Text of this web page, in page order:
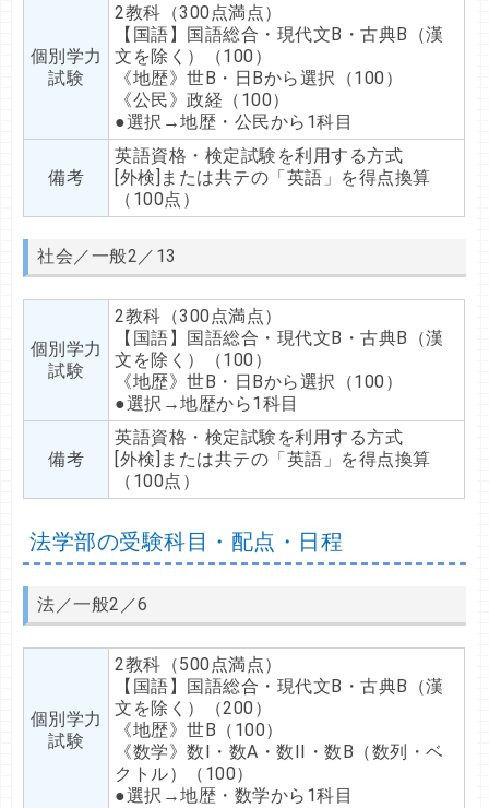
個別学力
試験
2教科（300点満点）
【国語】国語総合・現代文B・古典B（漢
文を除く）（100）
《地歴》世B・日Bから選択（100）
《公民》政経（100）
●選択→地歴・公民から1科目
備考
英語資格・検定試験を利用する方式
[外検]または共テの「英語」を得点換算
（100点）
社会／一般2／13
個別学力
試験
2教科（300点満点）
【国語】国語総合・現代文B・古典B（漢
文を除く）（100）
《地歴》世B・日Bから選択（100）
●選択→地歴から1科目
備考
英語資格・検定試験を利用する方式
[外検]または共テの「英語」を得点換算
（100点）
法学部の受験科目・配点・日程
法／一般2／6
個別学力
試験
2教科（500点満点）
【国語】国語総合・現代文B・古典B（漢
文を除く）（200）
《地歴》世B（100）
《数学》数I・数A・数II・数B（数列・ベ
クトル）（100）
●選択→地歴・数学から1科目